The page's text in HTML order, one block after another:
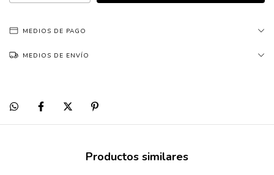
MEDIOS DE PAGO
MEDIOS DE ENVÍO
Productos similares